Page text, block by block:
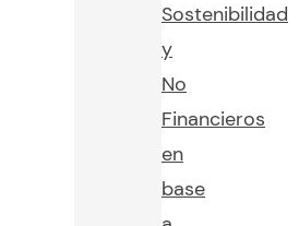
Sostenibilidad
y
No
Financieros
en
base